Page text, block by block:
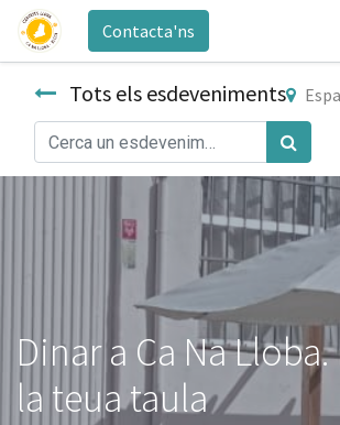
Contacta'ns
Tots els esdeveniments
Dinar a Ca Na Lloba.
la teua taula